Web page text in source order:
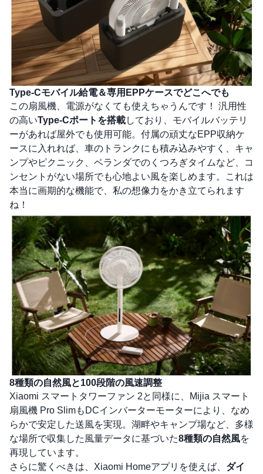
Type-Cモバイル給電＆専用EPPケースでどこへでも
この扇風機、電源がなくても使えちゃうんです！ 汎用性
の高いType-Cポートを搭載しており、モバイルバッテリ
ーがあれば屋外でも使用可能。付属の頑丈なEPP収納ケ
ースに入れれば、車のトランクにも積み込みやすく、キャ
ンプやピクニック、ベランダでのくつろぎタイムなど、コ
ンセントがない場所でも心地よい風を楽しめます。これは
本当に画期的な機能で、私の想像力をかき立てられます
ね！
8種類の自然風と100段階の風速調整
Xiaomi スマートタワーファン 2と同様に、Mijia スマート
扇風機 Pro SlimもDCインバーターモーターにより、なめ
らかで安定した送風を実現。湖畔やキャンプ場など、多様
な場所で収集した風量データに基づいた8種類の自然風を
再現しています。
さらに驚くべきは、Xiaomi Homeアプリを使えば、 ダイ